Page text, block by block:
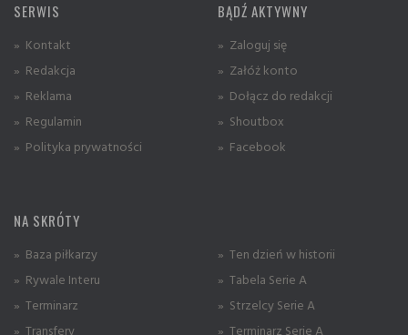
SERWIS
» Kontakt
» Redakcja
» Reklama
» Regulamin
» Polityka prywatności
BĄDŹ AKTYWNY
» Zaloguj się
» Załóż konto
» Dołącz do redakcji
» Shoutbox
» Facebook
NA SKRÓTY
» Baza piłkarzy
» Rywale Interu
» Terminarz
» Transfery
» Ten dzień w historii
» Tabela Serie A
» Strzelcy Serie A
» Terminarz Serie A